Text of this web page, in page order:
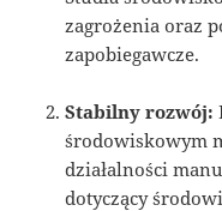
zagrożenia oraz
zapobiegawcze.
Stabilny rozwój:
środowiskowym
działalności
dotyczący